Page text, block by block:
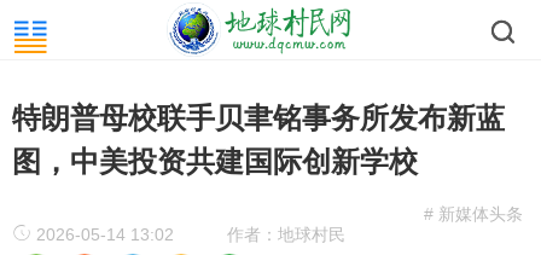
特朗普母校联手贝聿铭事务所发布新蓝
图，中美投资共建国际创新学校
# 新媒体头条
2026-05-14 13:02
作者：地球村民